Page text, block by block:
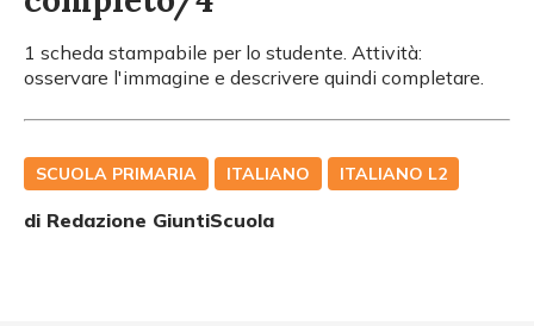
1 scheda stampabile per lo studente. Attività:
osservare l'immagine e descrivere quindi completare.
SCUOLA PRIMARIA ITALIANO ITALIANO L2
di Redazione GiuntiScuola